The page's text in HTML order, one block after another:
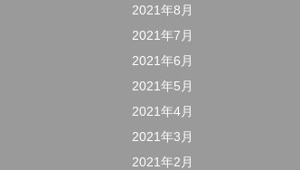
2021年8月
2021年7月
2021年6月
2021年5月
2021年4月
2021年3月
2021年2月